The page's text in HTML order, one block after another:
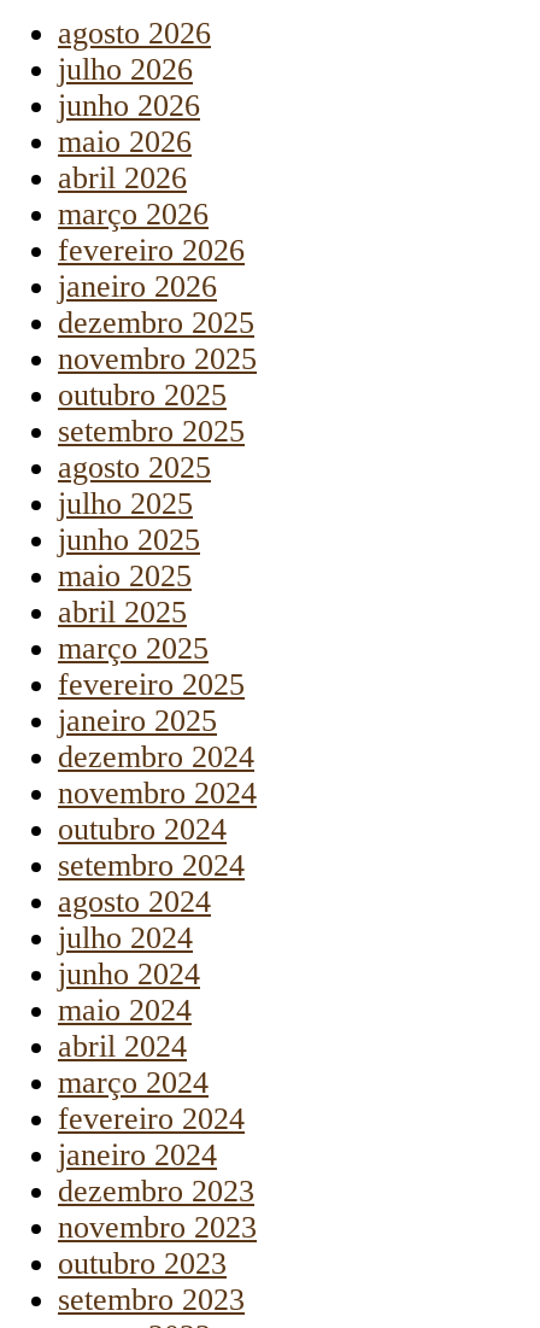
agosto 2026
julho 2026
junho 2026
maio 2026
abril 2026
março 2026
fevereiro 2026
janeiro 2026
dezembro 2025
novembro 2025
outubro 2025
setembro 2025
agosto 2025
julho 2025
junho 2025
maio 2025
abril 2025
março 2025
fevereiro 2025
janeiro 2025
dezembro 2024
novembro 2024
outubro 2024
setembro 2024
agosto 2024
julho 2024
junho 2024
maio 2024
abril 2024
março 2024
fevereiro 2024
janeiro 2024
dezembro 2023
novembro 2023
outubro 2023
setembro 2023